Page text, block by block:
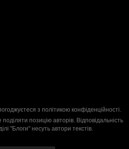
з політикою конфіденційності.
позицію авторів. Відповідальність
"Блоги" несуть автори текстів.